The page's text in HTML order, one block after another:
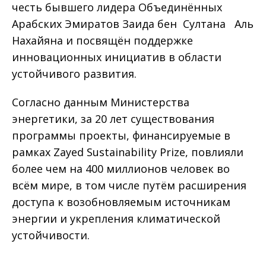
честь бывшего лидера Объединённых
Арабских Эмиратов Заида бен Султана Аль
Нахайяна и посвящён поддержке
инновационных инициатив в области
устойчивого развития.
Согласно данным Министерства
энергетики, за 20 лет существования
программы проекты, финансируемые в
рамках Zayed Sustainability Prize, повлияли
более чем на 400 миллионов человек во
всём мире, в том числе путём расширения
доступа к возобновляемым источникам
энергии и укрепления климатической
устойчивости.